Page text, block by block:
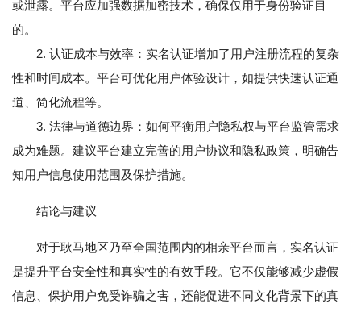
或泄露。平台应加强数据加密技术，确保仅用于身份验证目
的。
2. 认证成本与效率：实名认证增加了用户注册流程的复杂
性和时间成本。平台可优化用户体验设计，如提供快速认证通
道、简化流程等。
3. 法律与道德边界：如何平衡用户隐私权与平台监管需求
成为难题。建议平台建立完善的用户协议和隐私政策，明确告
知用户信息使用范围及保护措施。
结论与建议
对于耿马地区乃至全国范围内的相亲平台而言，实名认证
是提升平台安全性和真实性的有效手段。它不仅能够减少虚假
信息、保护用户免受诈骗之害，还能促进不同文化背景下的真